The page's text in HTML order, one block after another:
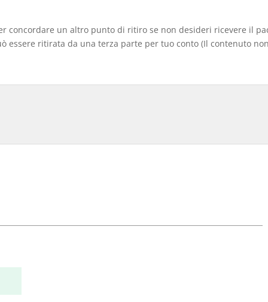
concordare un altro punto di ritiro se non desideri ricevere il
ritirata da una terza parte per tuo conto (Il contenuto